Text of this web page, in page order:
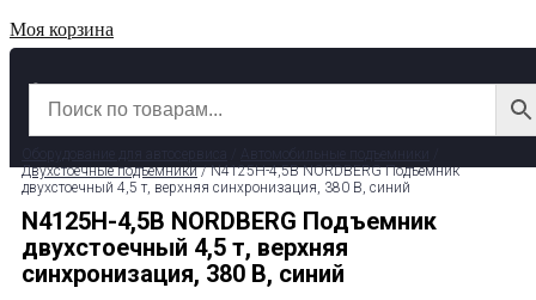
Моя корзина
✆ 8 (800) 511-39-29
Двухстоечные подъемники/ N4125H-4,5B NORDBERG Подъемник
двухстоечный 4,5 т, верхняя синхронизация, 380 В, синий
N4125H-4,5B NORDBERG Подъемник
двухстоечный 4,5 т, верхняя
синхронизация, 380 В, синий